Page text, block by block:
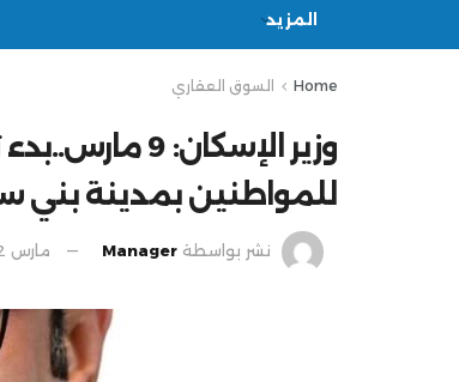
المزيد
Home السوق العقاري
وزير
للمواطنين بمدينة بني
نشر بواسطة Manager مارس 2, 2025